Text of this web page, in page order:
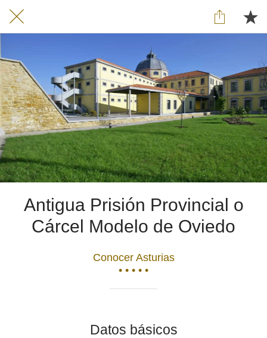
Antigua Prisión Provincial o
Cárcel Modelo de Oviedo
Conocer Asturias
• • • • •
Datos básicos